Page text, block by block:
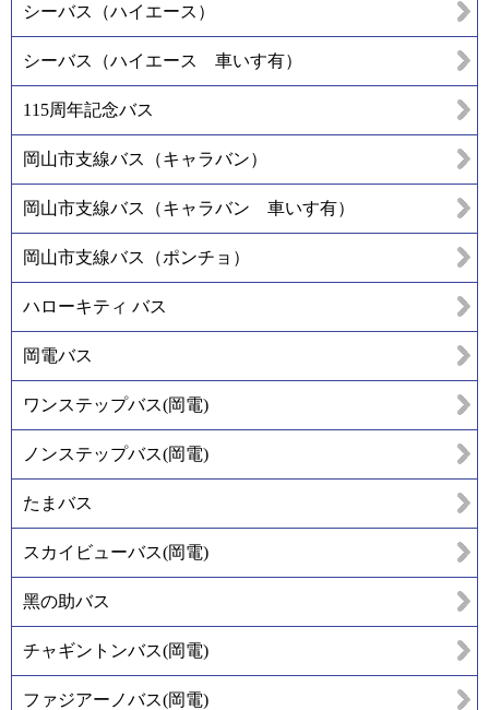
シーバス（ハイエース）
シーバス（ハイエース 車いす有）
115周年記念バス
岡山市支線バス（キャラバン）
岡山市支線バス（キャラバン 車いす有）
岡山市支線バス（ポンチョ）
ハローキティ バス
岡電バス
ワンステップバス(岡電)
ノンステップバス(岡電)
たまバス
スカイビューバス(岡電)
黑の助バス
チャギントンバス(岡電)
ファジアーノバス(岡電)